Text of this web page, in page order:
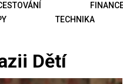
TECHNIKA
Dětí